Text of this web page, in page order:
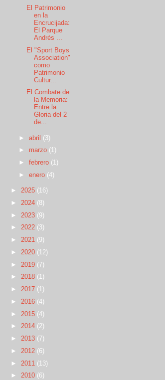
El Patrimonio
en la
Encrucijada:
El Parque
Andrés ...
El "Sport Boys
Association"
como
Patrimonio
Cultur...
El Combate de
la Memoria:
Entre la
Gloria del 2
de...
► abril (3)
► marzo (1)
► febrero (1)
► enero (4)
► 2025 (16)
► 2024 (8)
► 2023 (9)
► 2022 (3)
► 2021 (9)
► 2020 (12)
► 2019 (7)
► 2018 (1)
► 2017 (1)
► 2016 (4)
► 2015 (4)
► 2014 (2)
► 2013 (7)
► 2012 (6)
► 2011 (13)
► 2010 (6)